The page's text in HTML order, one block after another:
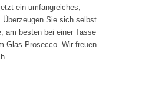
ein umfangreiches,
Überzeugen Sie sich selbst
am besten bei einer Tasse
Glas Prosecco. Wir freuen